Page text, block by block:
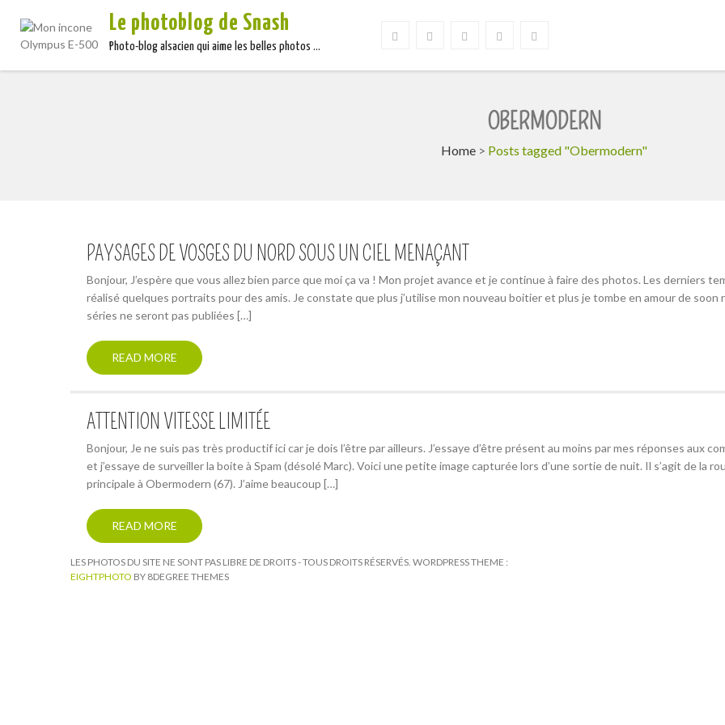
Le photoblog de Snash
Photo-blog alsacien qui aime les belles photos …
OBERMODERN
Home> Posts tagged "Obermodern"
PAYSAGES DE VOSGES DU NORD SOUS UN CIEL MENAÇANT
Bonjour, J’espère que vous allez bien parce que moi ça va ! Mon projet avance et je continue à faire des photos. Les derniers
réalisé quelques portraits pour des amis. Je constate que plus j’utilise mon nouveau boitier et plus je tombe en amour de soon
séries ne seront pas publiées […]
READ MORE
ATTENTION VITESSE LIMITÉE
Bonjour, Je ne suis pas très productif ici car je dois l’être par ailleurs. J’essaye d’être présent au moins par mes réponses aux
et j’essaye de surveiller la boite à Spam (désolé Marc). Voici une petite image capturée lors d’une sortie de nuit. Il s’agit de la
principale à Obermodern (67). J’aime beaucoup […]
READ MORE
LES PHOTOS DU SITE NE SONT PAS LIBRE DE DROITS - TOUS DROITS RÉSERVÉS. WORDPRESS THEME :
EIGHTPHOTO BY 8DEGREE THEMES